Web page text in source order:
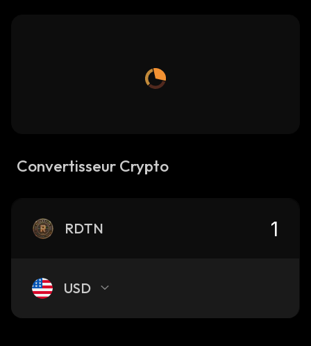
Convertisseur Crypto
RDTN
USD